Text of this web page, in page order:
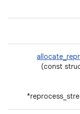
(const